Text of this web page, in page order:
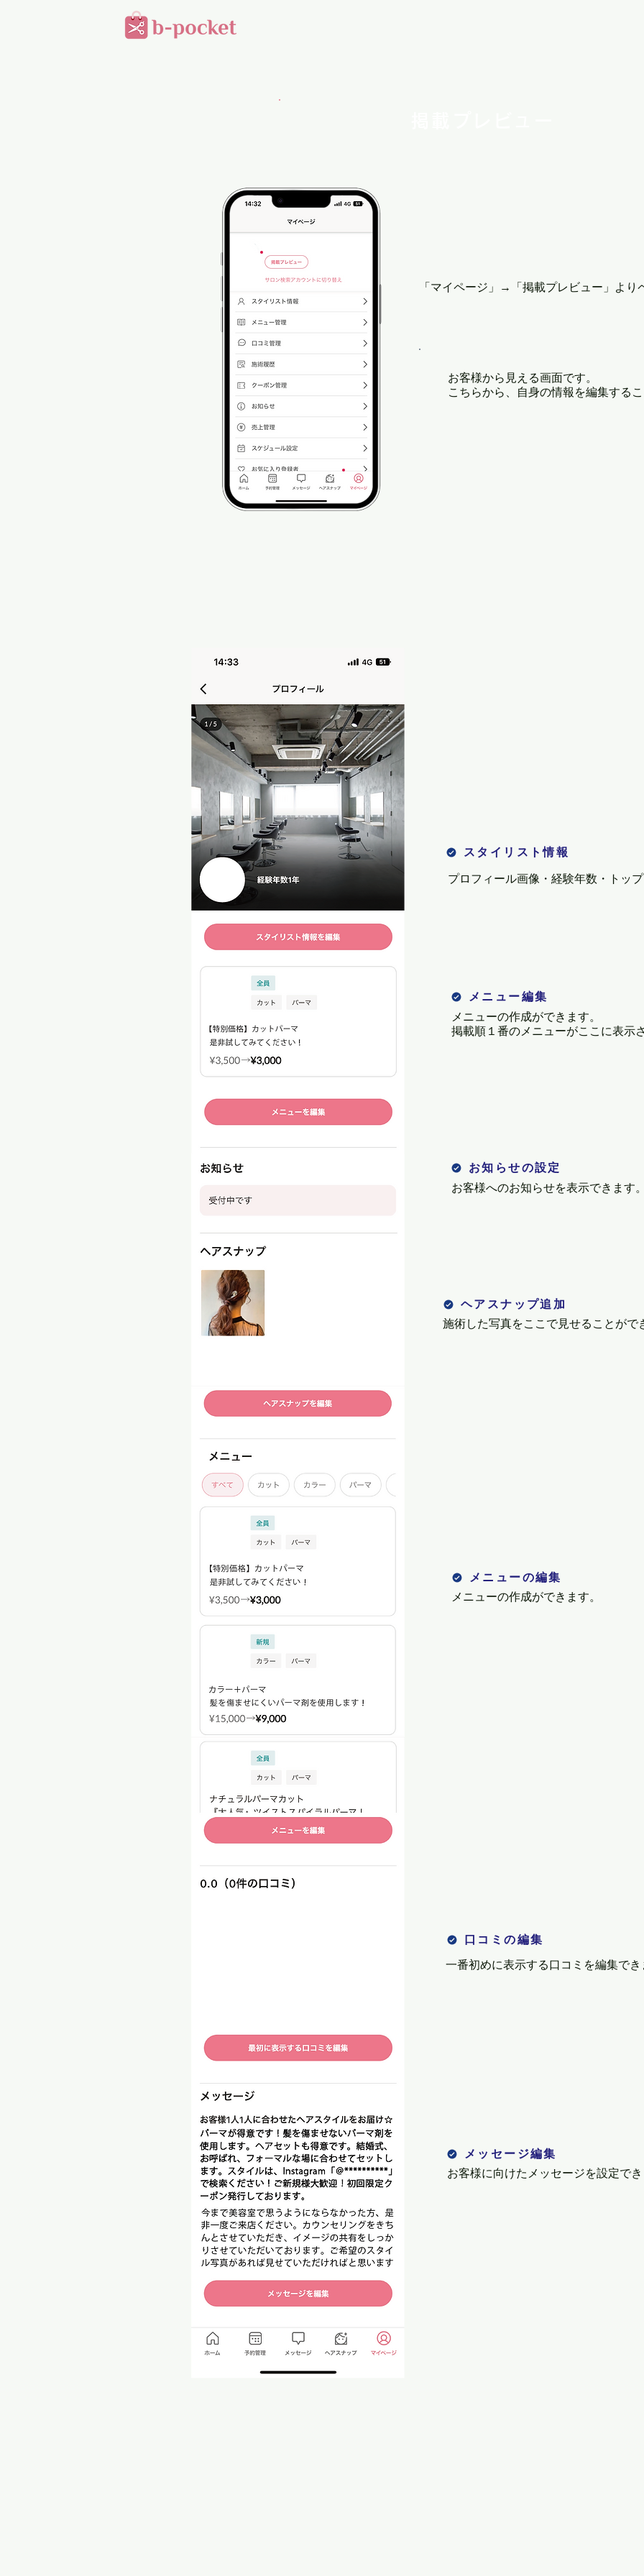
「マイページ」→「掲載プレビュー」​より
お客様から見える画面です。
こちらから、自身の情報を編集する
スタイリスト情報
プロフィール画像・経験年数・トッ
メニュー編集
メニューの作成ができます。
掲載順１番のメニューがここに表示
お知らせの設定
お客様へのお知らせを表示できます
ヘアスナップ追加
施術した写真をここで見せることがで
メニューの編集
メニューの作成ができます。
口コミの編集
一番初めに表示する口コミを編集でき
メッセージ編集
お客様に向けたメッセージを設定で